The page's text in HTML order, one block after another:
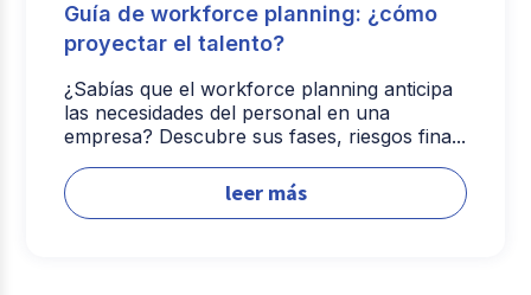
Guía de workforce planning: ¿cómo
proyectar el talento?
¿Sabías que el workforce planning anticipa
las necesidades del personal en una
empresa? Descubre sus fases, riesgos fina...
leer más